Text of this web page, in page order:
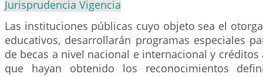
Jurisprudencia Vigencia
Las instituciones públicas cuyo objeto sea el
educativos, desarrollarán programas especiales
de becas a nivel nacional e internacional y créditos
que hayan obtenido los reconocimientos